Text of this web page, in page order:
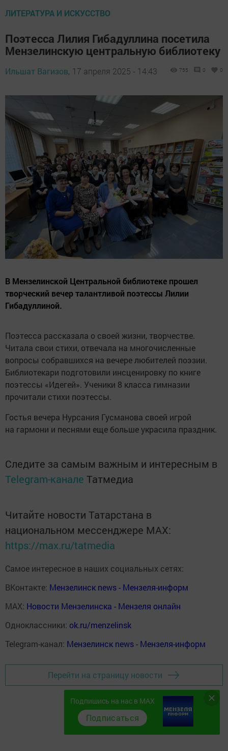
ЛИТЕРАТУРА И ИСКУССТВО
Поэтесса Лилия Гибадуллина посетила
Мензелинскую центральную библиотеку
Ильшат Вагизов, 17 апреля 2025 - 14:43 755 0 0
В Мензелинской Центральной библиотеке прошел
творческий вечер талантливой поэтессы Лилии
Гибадуллиной.
Поэтесса рассказала о своей жизни, творчестве.
Читала свои стихи, отвечала на многочисленные
вопросы собравшихся на вечере любителей поэзии.
Библиотекари подготовили инсценировку по книге
поэтессы «Идегей». Ученики 8 класса гимназии
прочитали стихи поэтессы.
Гостья вечера Нурсания Гусманова своей игрой
на гармони и песнями еще больше украсила праздник.
Следите за самым важным и интересным в
Telegram-канале Татмедиа
Читайте новости Татарстана в
национальном мессенджере MАХ:
https://max.ru/tatmedia
Самое интересное в наших социальных сетях:
ВКонтакте: Мензелинск news - Мензеля-информ
MAX: Новости Мензелинска - Мензеля онлайн
Одноклассники: ok.ru/menzelinsk
Telegram-канал: Мензелинск news - Мензеля-информ
Перейти на страницу новости
Подпишись на нас в MAX
Подписаться